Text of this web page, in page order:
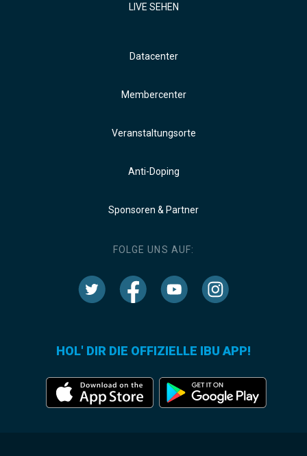
LIVE SEHEN
Datacenter
Membercenter
Veranstaltungsorte
Anti-Doping
Sponsoren & Partner
FOLGE UNS AUF:
HOL' DIR DIE OFFIZIELLE IBU APP!